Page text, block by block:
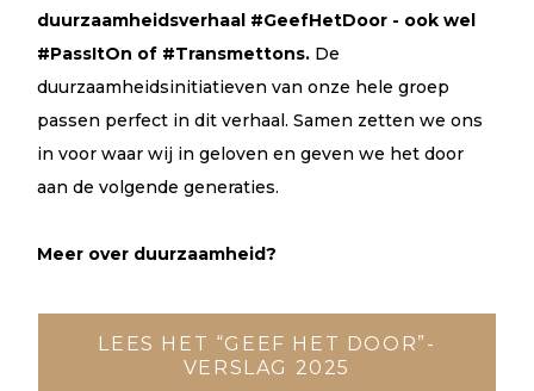
duurzaamheidsverhaal #GeefHetDoor - ook wel
#PassItOn of #Transmettons. De
duurzaamheidsinitiatieven van onze hele groep
passen perfect in dit verhaal. Samen zetten we ons
in voor waar wij in geloven en geven we het door
aan de volgende generaties.
Meer over duurzaamheid?
LEES HET “GEEF HET DOOR”-
VERSLAG 2025